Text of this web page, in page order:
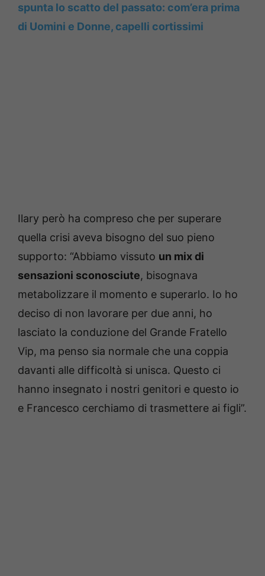
spunta lo scatto del passato: com’era prima
di Uomini e Donne, capelli cortissimi
Ilary però ha compreso che per superare
quella crisi aveva bisogno del suo pieno
supporto: “Abbiamo vissuto un mix di
sensazioni sconosciute, bisognava
metabolizzare il momento e superarlo. Io ho
deciso di non lavorare per due anni, ho
lasciato la conduzione del Grande Fratello
Vip, ma penso sia normale che una coppia
davanti alle difficoltà si unisca. Questo ci
hanno insegnato i nostri genitori e questo io
e Francesco cerchiamo di trasmettere ai figli”.